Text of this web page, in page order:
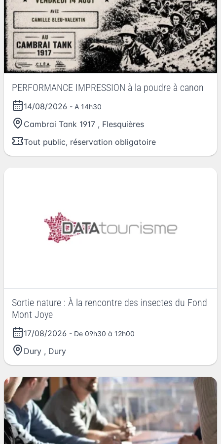
PERFORMANCE IMPRESSION à la poudre à canon
14/08/2026 - A 14h30
Cambrai Tank 1917 , Flesquières
Tout public, réservation obligatoire
Sortie nature : À la rencontre des insectes du Fond
Mont Joye
17/08/2026 - De 09h30 à 12h00
Dury , Dury